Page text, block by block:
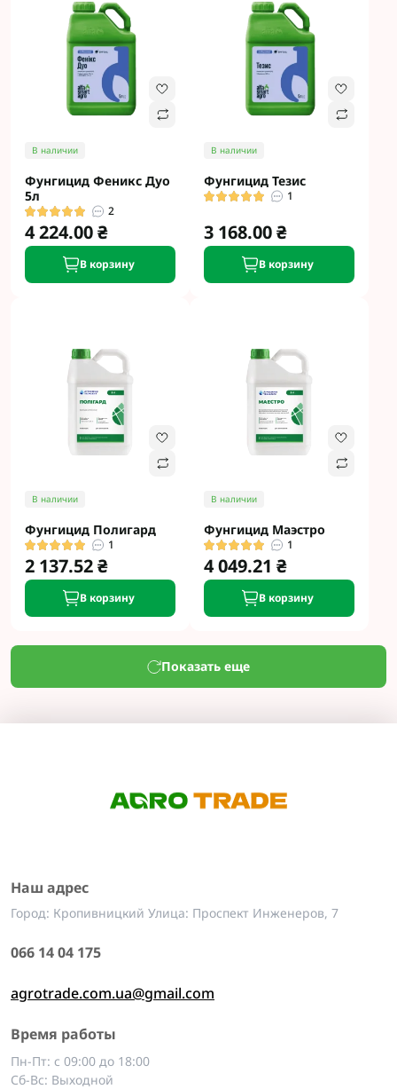
В наличии
Фунгицид Феникс Дуо
5л
2
4 224.00 ₴
В корзину
В наличии
Фунгицид Тезис
1
3 168.00 ₴
В корзину
В наличии
Фунгицид Полигард
1
2 137.52 ₴
В корзину
В наличии
Фунгицид Маэстро
1
4 049.21 ₴
В корзину
Показать еще
Наш адрес
Город: Кропивницкий Улица: Проспект Инженеров, 7
066 14 04 175
agrotrade.com.ua@gmail.com
Время работы
Пн-Пт: с 09:00 до 18:00
Сб-Вс: Выходной